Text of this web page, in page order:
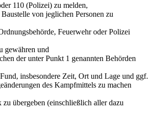
110 (Polizei) zu melden,
von jeglichen Personen zu
Feuerwehr oder Polizei
gewähren und
der unter Punkt 1 genannten Behörden
insbesondere Zeit, Ort und Lage und ggf.
des Kampfmittels zu machen
zu übergeben (einschließlich aller dazu